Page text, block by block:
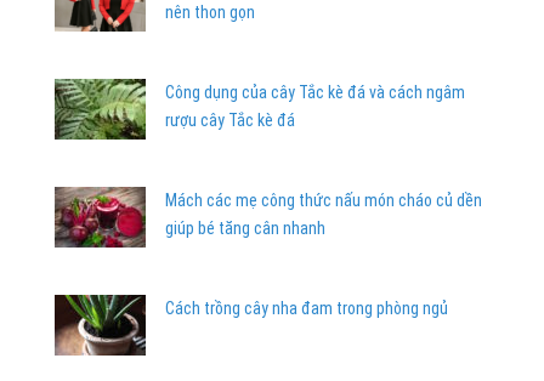
nên thon gọn
Công dụng của cây Tắc kè đá và cách ngâm
rượu cây Tắc kè đá
Mách các mẹ công thức nấu món cháo củ dền
giúp bé tăng cân nhanh
Cách trồng cây nha đam trong phòng ngủ